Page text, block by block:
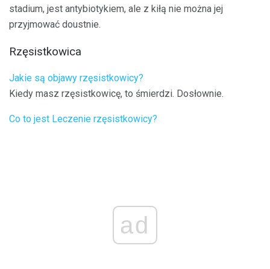
stadium, jest antybiotykiem, ale z kiłą nie można jej
przyjmować doustnie.
Rzęsistkowica
Jakie są objawy rzęsistkowicy?
Kiedy masz rzęsistkowicę, to śmierdzi. Dosłownie.
Co to jest Leczenie rzęsistkowicy?
ad